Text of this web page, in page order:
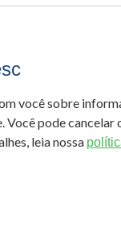
você sobre
Você pode cancelar
leia nossa